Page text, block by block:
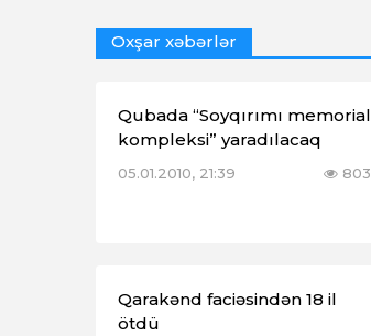
Oxşar xəbərlər
Qubada “Soyqırımı memorial
kompleksi” yaradılacaq
05.01.2010, 21:39 803
Qarakənd faciəsindən 18 il
ötdü